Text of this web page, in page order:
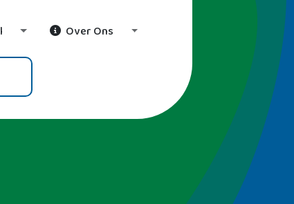
Toggle Dropdown
Over Ons Toggle Dropdown